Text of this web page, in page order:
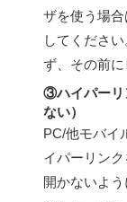
ザを使う場
してくださ
ず、その前に
③ハイパーリ
ない）
PC/他モバイ
イパーリン
開かないよう